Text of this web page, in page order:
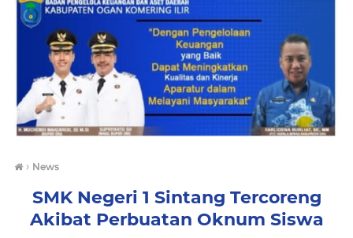
› News
SMK Negeri 1 Sintang Tercoreng
Akibat Perbuatan Oknum Siswa